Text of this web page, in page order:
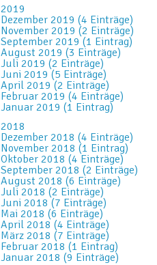
2019
Dezember 2019 (4 Einträge)
November 2019 (2 Einträge)
September 2019 (1 Eintrag)
August 2019 (3 Einträge)
Juli 2019 (2 Einträge)
Juni 2019 (5 Einträge)
April 2019 (2 Einträge)
Februar 2019 (4 Einträge)
Januar 2019 (1 Eintrag)
2018
Dezember 2018 (4 Einträge)
November 2018 (1 Eintrag)
Oktober 2018 (4 Einträge)
September 2018 (2 Einträge)
August 2018 (6 Einträge)
Juli 2018 (2 Einträge)
Juni 2018 (7 Einträge)
Mai 2018 (6 Einträge)
April 2018 (4 Einträge)
März 2018 (7 Einträge)
Februar 2018 (1 Eintrag)
Januar 2018 (9 Einträge)